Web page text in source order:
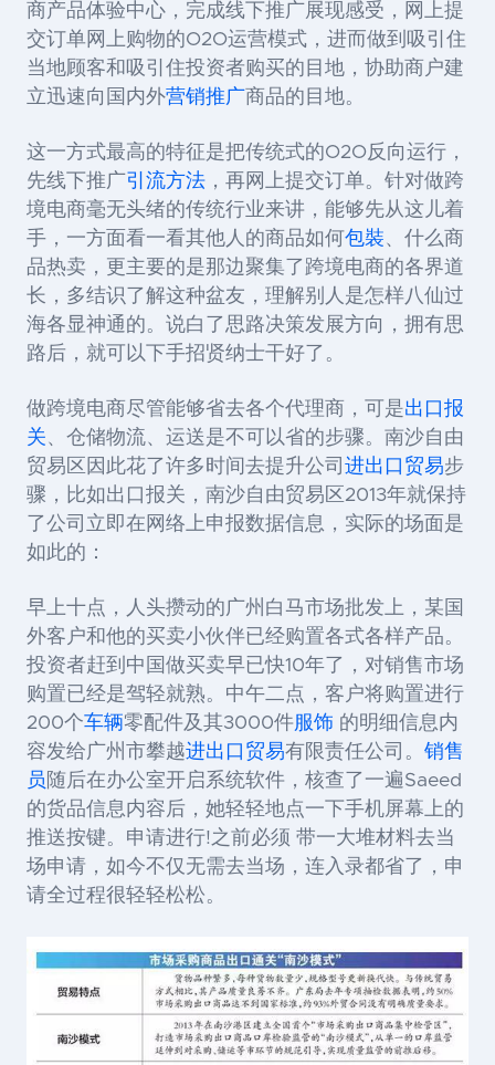
商产品体验中心，完成线下推广展现感受，网上提
交订单网上购物的O2O运营模式，进而做到吸引住
当地顾客和吸引住投资者购买的目地，协助商户建
立迅速向国内外营销推广商品的目地。
这一方式最高的特征是把传统式的O2O反向运行，
先线下推广引流方法 ，再网上提交订单。针对做跨
境电商毫无头绪的传统行业来讲，能够先从这儿着
手，一方面看一看其他人的商品如何包裝、什么商
品热卖，更主要的是那边聚集了跨境电商的各界道
长，多结识了解这种盆友，理解别人是怎样八仙过
海各显神通的。说白了思路决策发展方向，拥有思
路后，就可以下手招贤纳士干好了。
做跨境电商尽管能够省去各个代理商，可是出口报
关、仓储物流、运送是不可以省的步骤。南沙自由
贸易区因此花了许多时间去提升公司 进出口贸易步
骤，比如出口报关，南沙自由贸易区2013年就保持
了公司立即在网络上申报数据信息，实际的场面是
如此的：
早上十点，人头攒动的广州白马市场批发上，某国
外客户和他的买卖小伙伴已经购置各式各样产品。
投资者赶到中国做买卖早已快10年了，对销售市场
购置已经是驾轻就熟。中午二点，客户将购置进行
200个车辆零配件及其3000件服饰 的明细信息内
容发给广州市攀越进出口贸易有限责任公司。 销售
员 随后在办公室开启系统软件，核查了一遍Saeed
的货品信息内容后，她轻轻地点一下手机屏幕上的
推送按键。申请进行!之前必须 带一大堆材料去当
场申请，如今不仅无需去当场，连入录都省了，申
请全过程很轻轻松松。